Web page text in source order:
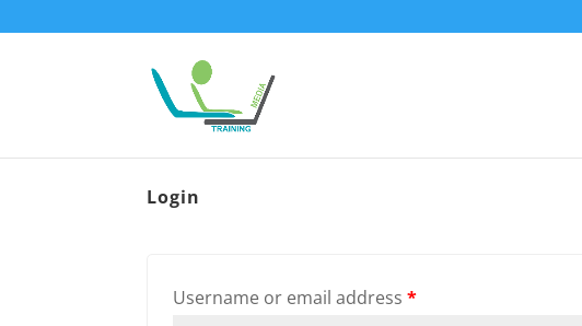
Login
Username or email address*